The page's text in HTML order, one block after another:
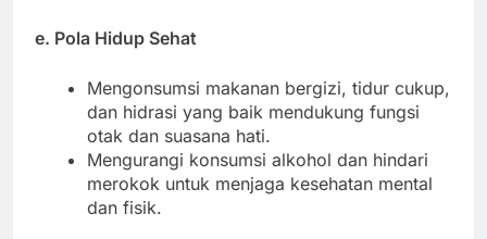
e. Pola Hidup Sehat
Mengonsumsi makanan bergizi, tidur cukup,
dan hidrasi yang baik mendukung fungsi
otak dan suasana hati.
Mengurangi konsumsi alkohol dan hindari
merokok untuk menjaga kesehatan mental
dan fisik.